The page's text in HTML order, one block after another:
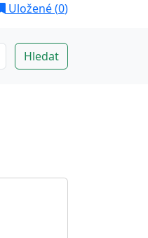
Uložené (0)